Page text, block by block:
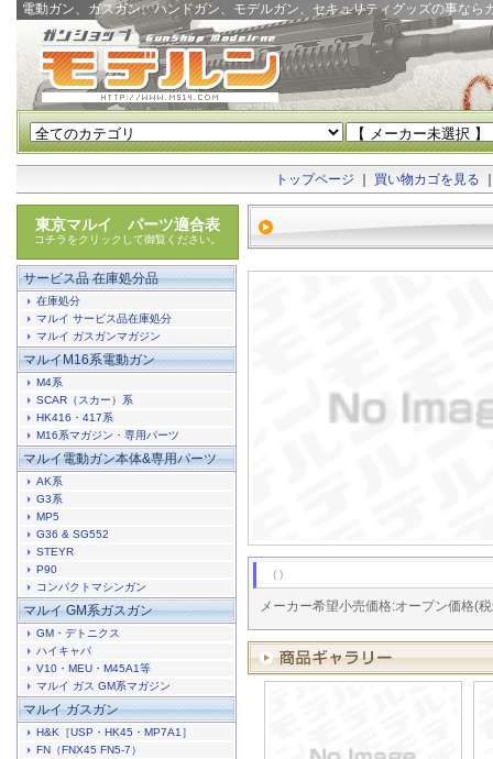
電動ガン、ガスガン、ハンドガン、モデルガン、セキュリティグッズの事なら
トップページ 買い物カゴを見る
( )
メーカー希望小売価格:オープン価格(
東京マルイ パーツ適合表
コチラをクリックして御覧ください。
サービス品 在庫処分品
在庫処分
マルイ サービス品在庫処分
マルイ ガスガンマガジン
マルイM16系電動ガン
M4系
SCAR（スカー）系
HK416・417系
M16系マガジン・専用パーツ
マルイ電動ガン本体&専用パーツ
AK系
G3系
MP5
G36 & SG552
STEYR
P90
コンパクトマシンガン
マルイ GM系ガスガン
GM・デトニクス
ハイキャパ
V10・MEU・M45A1等
マルイ ガス GM系マガジン
マルイ ガスガン
H&K［USP・HK45・MP7A1］
FN（FNX45 FN5-7）